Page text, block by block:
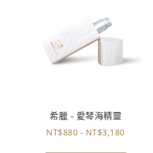
希臘 – 愛琴海精靈
NT$880 – NT$3,180